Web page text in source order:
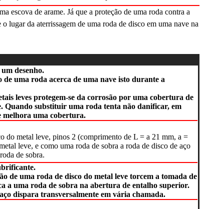
escova de arame. Já que a proteção de uma roda contra a
lugar da aterrissagem de uma roda de disco em uma nave na
desenho.
uma roda acerca de uma nave isto durante a
leves protegem-se da corrosão por uma cobertura de
Quando substituir uma roda tenta não danificar, em
melhora uma cobertura.
do metal leve, pinos 2 (comprimento de L = a 21 mm, a =
leve, e como uma roda de sobra a roda de disco de aço
de sobra.
de uma roda de disco do metal leve torcem a tomada de
a uma roda de sobra na abertura de entalho superior.
dispara transversalmente em vária chamada.